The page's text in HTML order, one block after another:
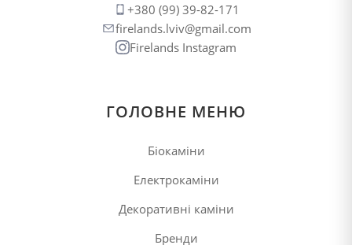
+380 (99) 39-82-171
firelands.lviv@gmail.com
Firelands Instagram
ГОЛОВНЕ МЕНЮ
Біокаміни
Електрокаміни
Декоративні каміни
Бренди